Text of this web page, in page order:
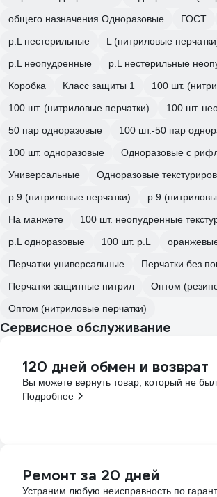
общего назначения Одноразовые
ГОСТ
р.L нестерильные
L (нитриловые
р.L неопудренные
р.L нестерильные
Коробка
Класс защиты 1
100 шт.
100 шт. (нитриловые перчатки)
100 шт.
50 пар одноразовые
100 шт.-50 пар
100 шт. одноразовые
Одноразовые с
Универсальные
Одноразовые
р.9 (нитриловые перчатки)
р.9
На манжете
100 шт. неопудренные
р.L одноразовые
100 шт. р.L
Перчатки универсальные
Перчатки без
Перчатки защитные нитрил
Оптом
Оптом (нитриловые перчатки)
Сервисное обслуживание
120 дней обмен и возврат
Вы можете вернуть товар, который не
Подробнее
Ремонт за 20 дней
Устраним любую неисправность по